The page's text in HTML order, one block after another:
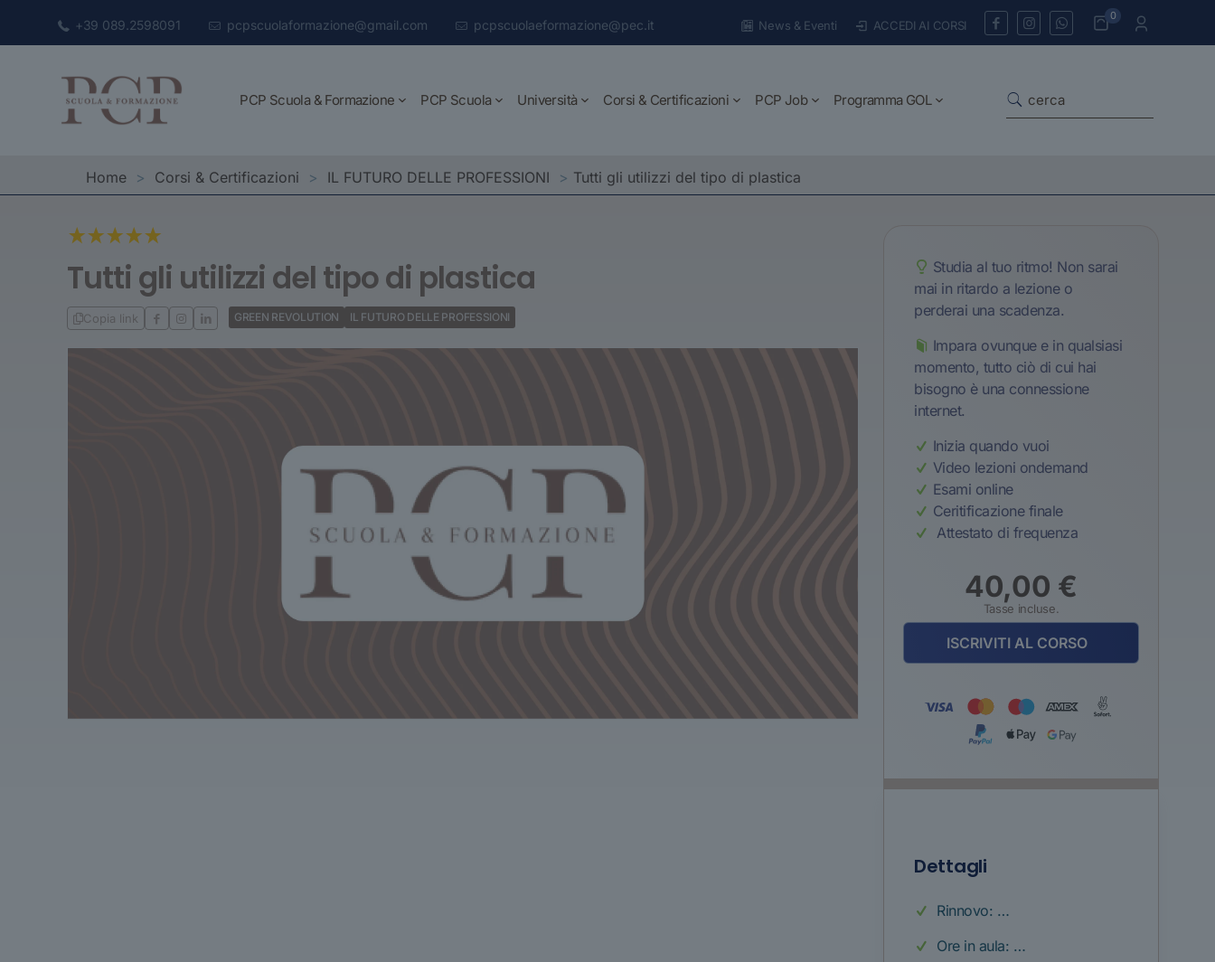
+39 089.2598091 pcpscuolaformazione@gmail.com pcpscuolaeformazione@pec.it News & Eventi ACCEDI AI CORSI
0
PCP Scuola & Formazione PCP Scuola Università Corsi & Certificazioni PCP Job Programma GOL
Home > Corsi & Certificazioni > IL FUTURO DELLE PROFESSIONI > Tutti gli utilizzi del tipo di plastica
Tutti gli utilizzi del tipo di plastica
Copia link GREEN REVOLUTION IL FUTURO DELLE PROFESSIONI
Studia al tuo ritmo! Non sarai
mai in ritardo a lezione o
perderai una scadenza.
Impara ovunque e in qualsiasi
momento, tutto ciò di cui hai
bisogno è una connessione
internet.
Inizia quando vuoi
Video lezioni ondemand
Esami online
Ceritificazione finale
Attestato di frequenza
40,00 €
Tasse incluse.
ISCRIVITI AL CORSO
Dettagli
Rinnovo: …
Ore in aula: …